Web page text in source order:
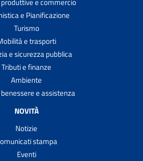
e Pianificazione
Turismo
e trasporti
e sicurezza pubblica
Tributi e finanze
Ambiente
e assistenza
NOVITÀ
Notizie
stampa
Eventi